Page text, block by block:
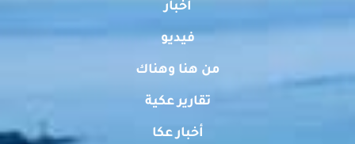
أخبار
فيديو
من هنا وهناك
تقارير عكية
أخبار عكا